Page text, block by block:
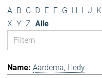
A B C D E F G H I J K
X Y Z Alle
Aardema, Hedy